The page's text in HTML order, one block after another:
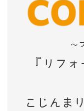
～
『リフ
こじんま